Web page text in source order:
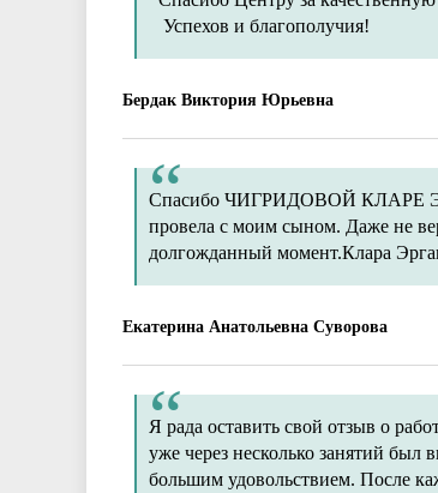
Успехов и благополучия!
Бердак Виктория Юрьевна
Спасибо ЧИГРИДОВОЙ КЛАРЕ
провела с моим сыном. Даже не
долгожданный момент.Клара
Екатерина Анатольевна Суворова
Я рада оставить свой отзыв о
уже через несколько занятий был
большим удовольствием. После